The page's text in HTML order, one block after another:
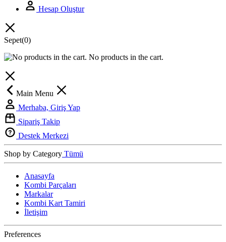
Hesap Oluştur
Sepet(0)
No products in the cart.
Main Menu
Merhaba, Giriş Yap
Sipariş Takip
Destek Merkezi
Shop by Category Tümü
Anasayfa
Kombi Parçaları
Markalar
Kombi Kart Tamiri
İletişim
Preferences